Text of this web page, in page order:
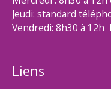
Jeudi: standard
Vendredi: 8h30 à 12h
Liens